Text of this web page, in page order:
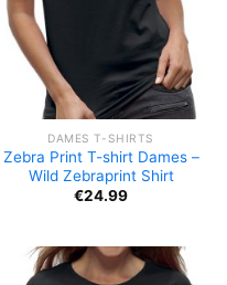
DAMES T-SHIRTS
Zebra Print T-shirt Dames –
Wild Zebraprint Shirt
€24.99